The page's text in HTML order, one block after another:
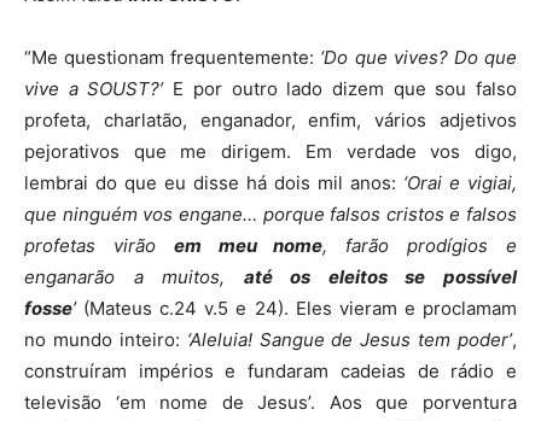
“Me questionam frequentemente: ‘Do que vives? Do que
vive a SOUST?’E por outro lado dizem que sou falso
profeta, charlatão, enganador, enfim, vários adjetivos
pejorativos que me dirigem. Em verdade vos digo,
lembrai do que eu disse há dois mil anos: ‘Orai e vigiai,
que ninguém vos engane… porque falsos cristos e falsos
profetas virão em meu nome, farão prodígios e
enganarão a muitos, até os eleitos se possível
fosse’(Mateus c.24 v.5 e 24). Eles vieram e proclamam
no mundo inteiro: ‘Aleluia! Sangue de Jesus tem poder’,
construíram impérios e fundaram cadeias de rádio e
televisão ‘em nome de Jesus’. Aos que porventura